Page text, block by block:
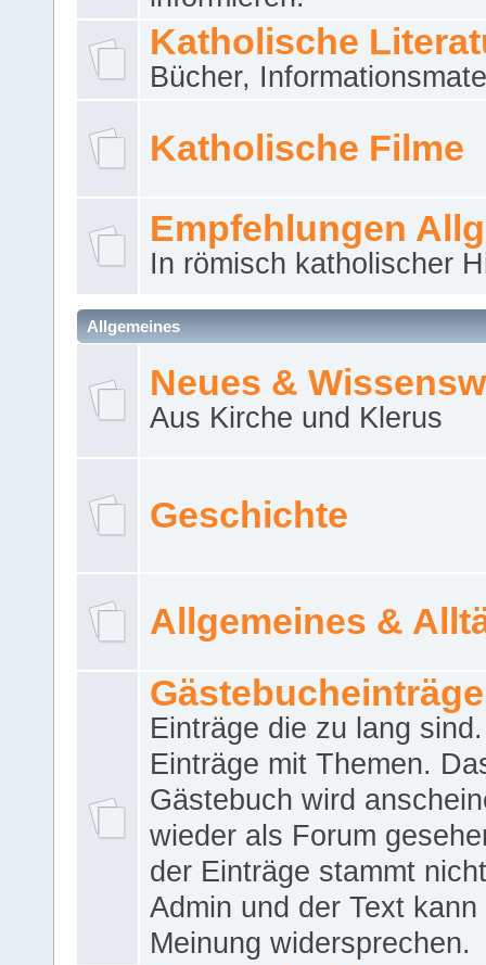
Katholische
Bücher,
Katholische Filme
Empfehlungen
In römisch katholischer
Allgemeines
Neues &
Aus Kirche und Klerus
Geschichte
Allgemeines &
Gästebucheinträge
Einträge die zu lang
Einträge mit Themen.
Gästebuch wird
wieder als Forum
der Einträge stammt
Admin und der Text kann
Meinung widersprechen.